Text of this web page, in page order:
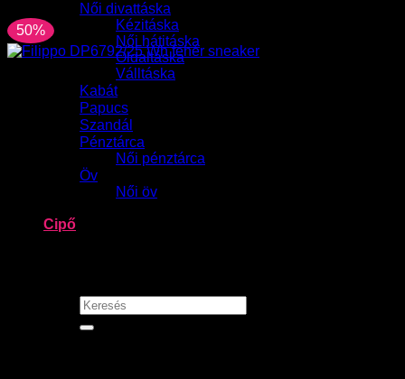
Női divattáska
Kézitáska
Női hátitáska
Oldaltáska
Válltáska
Kabát
Papucs
Szandál
Pénztárca
Női pénztárca
Öv
Női öv
Cipő
Keresés
a
következőre:
50%